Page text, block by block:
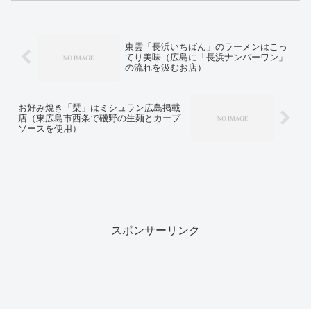
東雲「長浜いちばん」のラーメンはこっ
てり美味（広島に「長浜ナンバーワン」
の流れを汲むお店）
お好み焼き「栞」はミシュラン広島掲載
店（東広島市西条で磯野の生麺とカープ
ソースを使用）
スポンサーリンク